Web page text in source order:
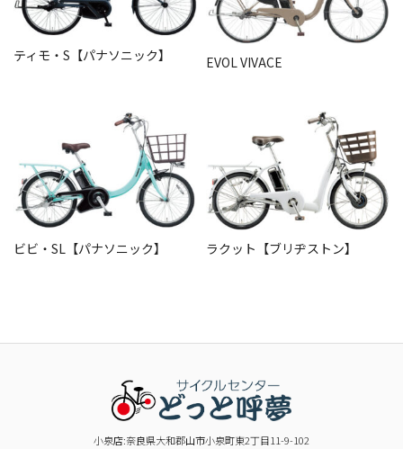
ティモ・S【パナソニック】 EVOL VIVACE
ビビ・SL【パナソニック】 ラクット【ブリヂストン】
小泉店:奈良県大和郡山市小泉町東2丁目11-9-102